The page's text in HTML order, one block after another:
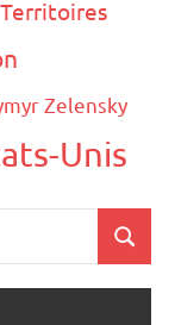
Territoires
Zelensky
Unis